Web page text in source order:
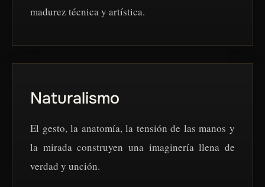
madurez técnica y artística.
Naturalismo
El gesto, la anatomía, la tensión de las manos y
la mirada construyen una imaginería llena de
verdad y unción.